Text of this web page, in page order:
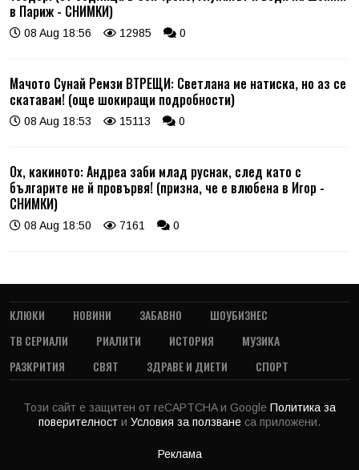
в Париж - СНИМКИ)
08 Aug 18:56 12985 0
Мачото Сунай Ремзи ВТРЕЩИ: Светлана ме натиска, но аз се
скатавам! (още шокиращи подробности)
08 Aug 18:53 15113 0
Ох, какиното: Андреа заби млад руснак, след като с
българите не й провървя! (призна, че е влюбена в Игор -
СНИМКИ)
08 Aug 18:50 7161 0
КЛЮКИ НОВИНИ ЗАБАВНО
ШОУБИЗНЕС
ТВ СЕРИАЛИ
РИАЛИТИ ИСТОРИЯ
МУЗИКА
РАЗКРИТИЯ
СВЯТ ЗДРАВЕ И ДИЕТИ СПОРТ
Този сайт е защитен от reCAPTCHA и Google Политика за
поверителност и Условия за ползване са приложени.
Реклама